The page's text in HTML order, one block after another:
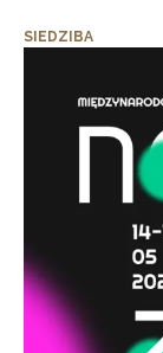
SIEDZIBA